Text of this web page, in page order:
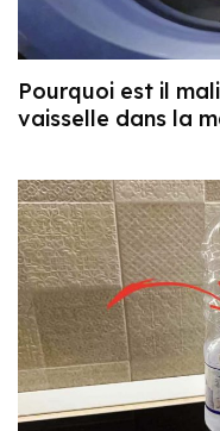
Pourquoi est il
vaisselle dans la